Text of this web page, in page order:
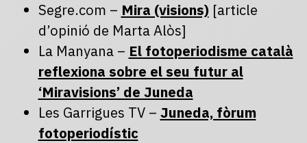
Segre.com – Mira (visions) [article
d’opinió de Marta Alòs]
La Manyana – El fotoperiodisme català
reflexiona sobre el seu futur al
‘Miravisions’ de Juneda
Les Garrigues TV – Juneda, fòrum
fotoperiodístic